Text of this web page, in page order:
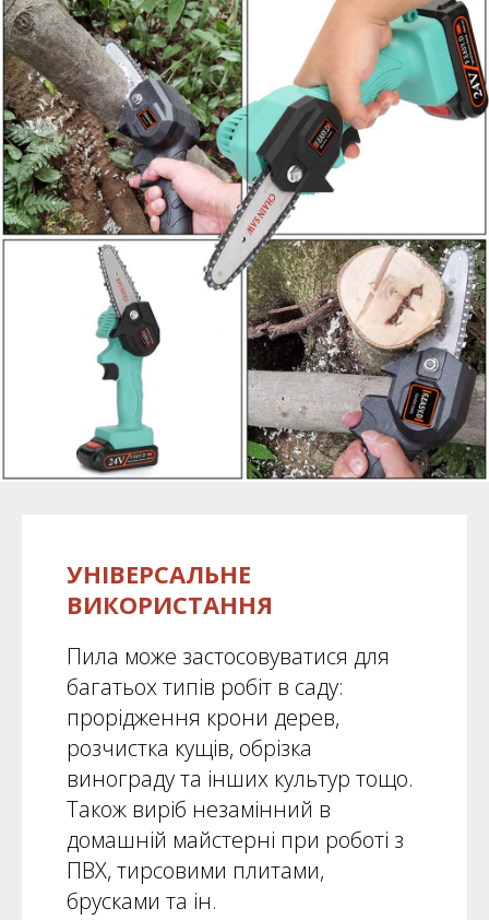
УНІВЕРСАЛЬНЕ
ВИКОРИСТАННЯ
Пила може застосовуватися для
багатьох типів робіт в саду:
прорідження крони дерев,
розчистка кущів, обрізка
винограду та інших культур тощо.
Також виріб незамінний в
домашній майстерні при роботі з
ПВХ, тирсовими плитами,
брусками та ін.